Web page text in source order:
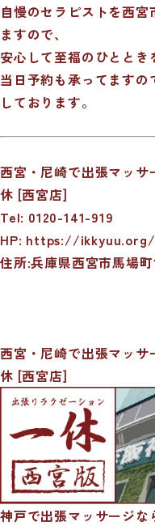
自慢のセラピストを西
ますので、
安心して至福のひととき
当日予約も承ってます
しております。
西宮・尼崎で出張マッ
休 [西宮店]
Tel: 0120-141-919
HP: https://ikkyuu.org/
住所:兵庫県西宮市馬場
西宮・尼崎で出張マッ
休 [西宮店]
神戸で出張マッサージ